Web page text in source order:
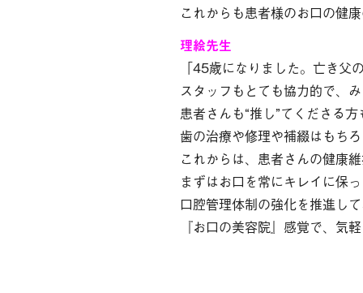
これからも患者様のお口の健
理絵先生
「45歳になりました。亡き
スタッフもとても協力的で、
患者さんも“推し”てくださる
歯の治療や修理や補綴はもち
これからは、患者さんの健康
まずはお口を常にキレイに保
口腔管理体制の強化を推進し
『お口の美容院』感覚で、気